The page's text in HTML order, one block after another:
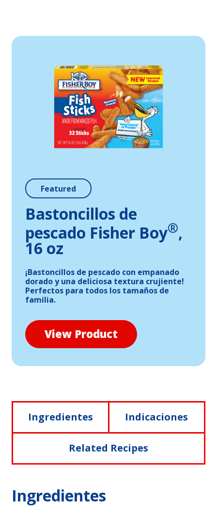
Featured
Bastoncillos de
pescado Fisher Boy®,
16 oz
¡Bastoncillos de pescado con empanado
dorado y una deliciosa textura crujiente!
Perfectos para todos los tamaños de
familia.
View Product
Ingredientes Indicaciones
Related Recipes
Ingredientes